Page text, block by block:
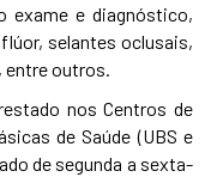
exame e diagnóstico,
selantes oclusais,
entre outros.
nos Centros de
de Saúde (UBS e
de segunda a sexta-